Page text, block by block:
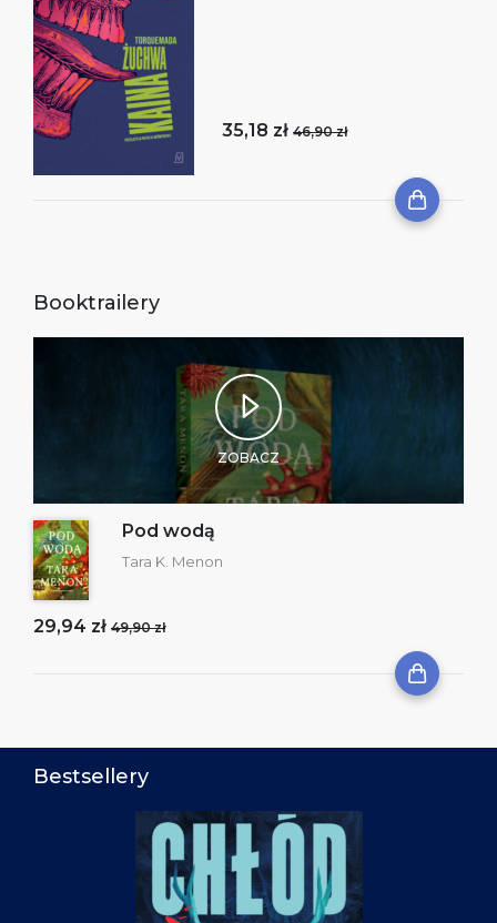
35,18 zł 46,90 zł
Booktrailery
ZOBACZ
Pod wodą
Tara K. Menon
29,94 zł 49,90 zł
Bestsellery